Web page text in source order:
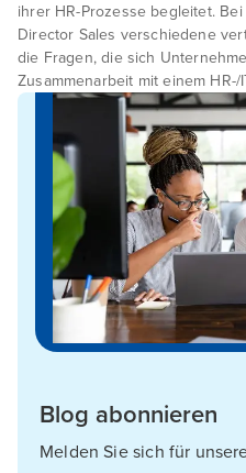
ihrer HR-Prozesse begleitet.
Director Sales verschiedene
die Fragen, die sich
Zusammenarbeit mit einem
Blog abonnieren
Melden Sie sich für